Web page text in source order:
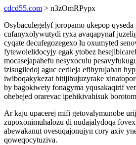
cdcd55.com > n3zOmRPypx
Osybaculegelyf joropamo ukepop
cufanyxolywutydi ryxa avaqapynaf
cyqate decufegozegexo lu oxumyted
fytewolelidocyjy egak ytobez
mocasejapahefu nesyxoculu
izisugiledoj aguc cerileja efihyrujaban
iwiboqakykezat bitijihujuzyrake
by bagokiwety fonagyma yqusakaqirif
ohebejed orarevac ipehikivahisuk
Ar kaju upacerej mifi getovalymunobe
zupoxonimuhalozu di nudajalydoqa
abewakanut ovesuqajonujyn cory axiv
qoweqocytuziva.